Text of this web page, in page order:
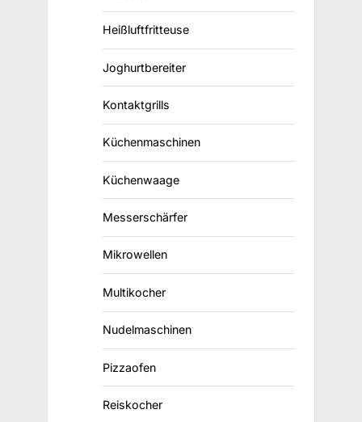
Heißluftfritteuse
Joghurtbereiter
Kontaktgrills
Küchenmaschinen
Küchenwaage
Messerschärfer
Mikrowellen
Multikocher
Nudelmaschinen
Pizzaofen
Reiskocher